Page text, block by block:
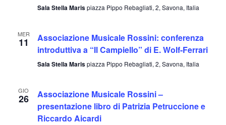
Sala Stella Marispiazza Pippo Rebagliati, 2, Savona, Italia
MER
11
Associazione Musicale Rossini: conferenza
introduttiva a “Il Campiello” di E. Wolf-Ferrari
Sala Stella Marispiazza Pippo Rebagliati, 2, Savona, Italia
GIO
26
Associazione Musicale Rossini –
presentazione libro di Patrizia Petruccione e
Riccardo Aicardi